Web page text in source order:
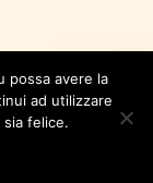
possa avere la
ad utilizzare
felice.